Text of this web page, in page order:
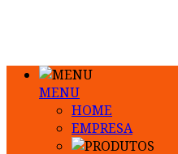
MENU
HOME
EMPRESA